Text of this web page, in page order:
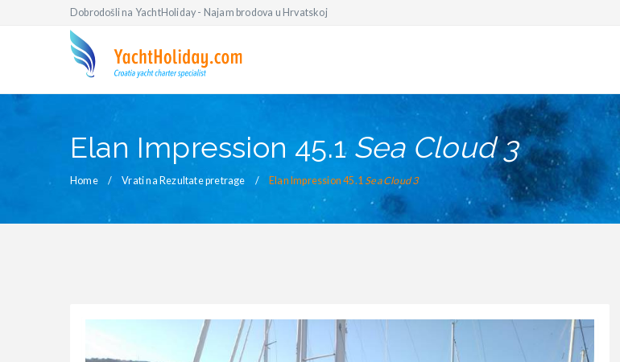
Dobrodošli na YachtHoliday - Najam brodova u Hrvatskoj
Elan Impression 45.1 Sea Cloud 3
Home Vrati na Rezultate pretrage Elan Impression 45.1Sea Cloud 3